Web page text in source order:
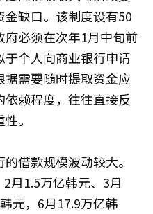
缺口。该制度设有50
必须在次年1月中旬前
个人向商业银行申请
需要随时提取资金应
赖程度，往往直接反
。
借款规模波动较大。
月1.5万亿韩元、3月
元，6月17.9万亿韩